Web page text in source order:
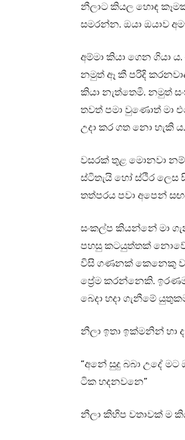
නීලාට කියල හොඳ
සමරන්න. ඔයා ඔයාව
අම්මා කියා ගෙන ගියා
නමුත් ඈ කී පරිදි
කියා නැත්තෙමි. නමුත්
තවත් පමා වුණොත් මා
උදා කර ගත නො හැකි ය.
වසරක් තුළ මොනවා නම්
ස්ටිතැයි හෝ ස්ථිර
තත්පරය පවා අපෙන්
සංකල්ප කියන්නේ මා
පහසු කටයුත්තක්
විසි ගණනක් කෙනෙකු ව
ප්‍රේම කරන්නෙකි.
බෙදා හදා ගැනීමේ
නීලා ඉතා ඉක්මනින් හා
“අනේ සුදු බබා උදේ
ටික හදනවනෙ”
නීලා කිහිප වතාවක් ම